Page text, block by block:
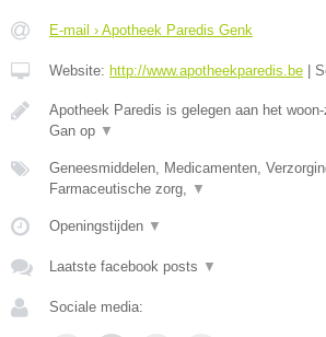
E-mail › Apotheek Paredis Genk
Website: http://www.apotheekparedis.be
Apotheek Paredis is gelegen aan het
Gan op ▼
Geneesmiddelen, Medicamenten,
Farmaceutische zorg, ▼
Openingstijden ▼
Laatste facebook posts ▼
Sociale media: